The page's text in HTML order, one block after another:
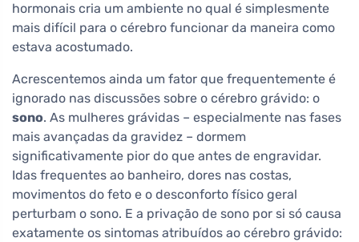
hormonais cria um ambiente no qual é simplesmente
mais difícil para o cérebro funcionar da maneira como
estava acostumado.
Acrescentemos ainda um fator que frequentemente é
ignorado nas discussões sobre o cérebro grávido: o
sono. As mulheres grávidas – especialmente nas fases
mais avançadas da gravidez – dormem
significativamente pior do que antes de engravidar.
Idas frequentes ao banheiro, dores nas costas,
movimentos do feto e o desconforto físico geral
perturbam o sono. E a privação de sono por si só causa
exatamente os sintomas atribuídos ao cérebro grávido: